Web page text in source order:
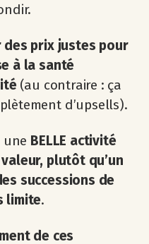
des prix justes pour
à la santé
(au contraire : ça
d’upsells).
une BELLE activité
plutôt qu’un
successions de
limite.
de ces